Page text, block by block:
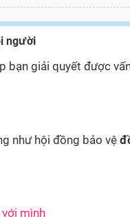
người
bạn giải quyết được
như hội đồng bảo vệ
mình